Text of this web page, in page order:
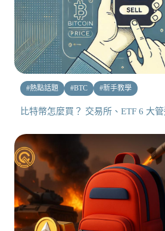
#熱點話題 #BTC #新手教學
比特幣怎麼買？ 交易所、ETF 6 大